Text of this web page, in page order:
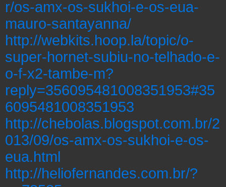
r/os-amx-os-sukhoi-e-os-eua-
mauro-santayanna/
http://webkits.hoop.la/topic/o-
super-hornet-subiu-no-telhado-e-
o-f-x2-tambe-m?
reply=356095481008351953#35
6095481008351953
http://chebolas.blogspot.com.br/2
013/09/os-amx-os-sukhoi-e-os-
eua.html
http://heliofernandes.com.br/?